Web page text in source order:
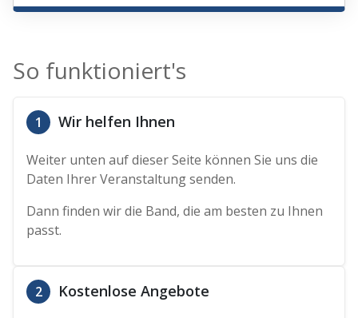
So funktioniert's
1 Wir helfen Ihnen
Weiter unten auf dieser Seite können Sie uns die
Daten Ihrer Veranstaltung senden.
Dann finden wir die Band, die am besten zu Ihnen
passt.
2 Kostenlose Angebote